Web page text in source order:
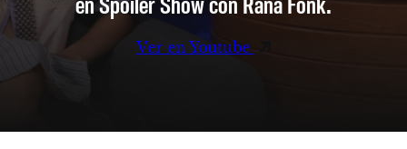
Ver en Youtube